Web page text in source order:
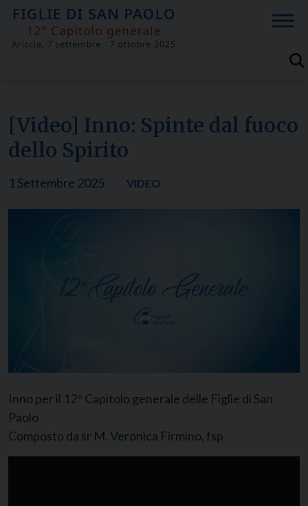
Skip
content
[Video] Inno: Spinte dal fuoco
dello Spirito
1 Settembre 2025 VIDEO
Inno per il 12° Capitolo generale delle Figlie di San
Paolo
Composto da sr M. Veronica Firmino, fsp